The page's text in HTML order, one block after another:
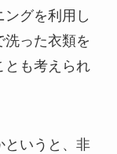
グを利用し
洗った衣類を
とも考えられ
というと、非